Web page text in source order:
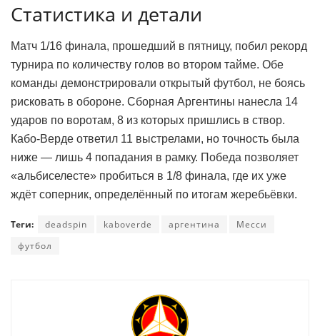
Статистика и детали
Матч 1/16 финала, прошедший в пятницу, побил рекорд
турнира по количеству голов во втором тайме. Обе
команды демонстрировали открытый футбол, не боясь
рисковать в обороне. Сборная Аргентины нанесла 14
ударов по воротам, 8 из которых пришлись в створ.
Кабо-Верде ответил 11 выстрелами, но точность была
ниже — лишь 4 попадания в рамку. Победа позволяет
«альбиселесте» пробиться в 1/8 финала, где их уже
ждёт соперник, определённый по итогам жеребьёвки.
Теги: deadspin kaboverde аргентина
Месси
футбол